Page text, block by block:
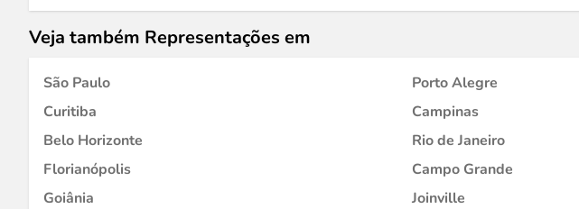
Veja também Representações em
São Paulo
Porto Alegre
Curitiba
Campinas
Belo Horizonte
Rio de Janeiro
Florianópolis
Campo Grande
Goiânia
Joinville